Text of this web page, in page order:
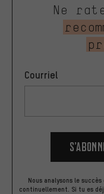
Ne
Courriel
Nous analysons le
continuellement. Si tu es